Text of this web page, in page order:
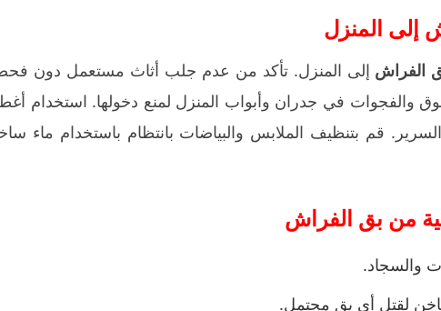
إلى المنزل
الفراش إلى المنزل. تأكد من عدم جلب أثاث مستعمل دون
والفجوات في جدران وأبواب المنزل لمنع دخولها. استخدام
قم بتنظيف الملابس والبياضات بانتظام باستخدام ماء
من بق الفراش
والسجاد.
لقتل أي بق محتمل.